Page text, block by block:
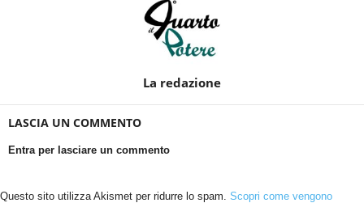
La redazione
LASCIA UN COMMENTO
Entra per lasciare un commento
Questo sito utilizza Akismet per ridurre lo spam. Scopri come vengono